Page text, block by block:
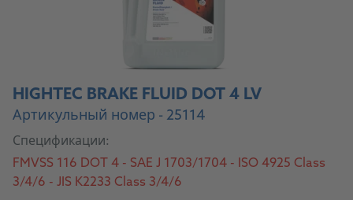
HIGHTEC BRAKE FLUID DOT 4 LV
Артикульный номер - 25114
Спецификации:
FMVSS 116 DOT 4 - SAE J 1703/1704 - ISO 4925 Class
3/4/6 - JIS K2233 Class 3/4/6